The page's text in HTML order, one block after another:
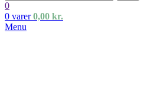
0
0 varer 0,00 kr.
Menu